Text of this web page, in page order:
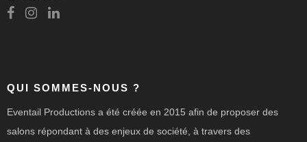
QUI SOMMES-NOUS ?
Eventail Productions a été créée en 2015 afin de proposer des
salons répondant à des enjeux de société, à travers des